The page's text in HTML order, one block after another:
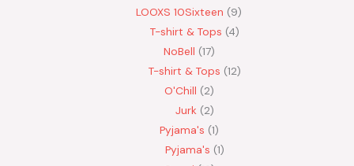
LOOXS 10Sixteen
9
T-shirt & Tops 4
NoBell 17
T-shirt & Tops 12
O'Chill 2
Jurk 2
Pyjama's 1
Pyjama's 1